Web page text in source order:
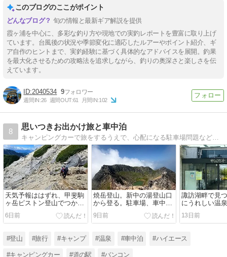
このブログのここがポイント
旬の情報と最新ギア解説を提供
霞ヶ浦を中心に、多彩な釣り方や現地での実釣レポートを豊富に取り上げ
ています。台風後の状況や季節変化に適応したルアーやポイント紹介、ギ
ア自作のヒントまで、実釣経験に基づく具体的なアドバイスを展開。釣果
を最大化させるための攻略法を追求しながら、釣りの奥深さと楽しさを伝
えています。
2040534 9
週間IN:26 週間OUT:61 月間IN:102
8
思いつきお出かけ旅と車中泊
キャンピングカーで旅をするうえで、心配になる駐車場問題など、いろいろな疑問に答えていきたいと思います。
天気予報ははずれ、甲斐駒
ヶ岳ピストン登山でつかん
だ晴天。
6日前
焼岳登山。新中の湯登山口
から登る。駐車場、車中
泊、絶景を徹底レビュー
9日前
諏訪湖畔で見
にうれしい温泉
13日前
#登山 #旅行 #キャンプ #温泉 #車中泊 #ハイエース
#キャンピングカー #道の駅 #バンコン